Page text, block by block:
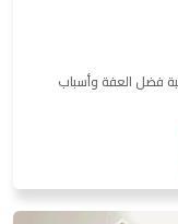
فضل العفة وأسباب